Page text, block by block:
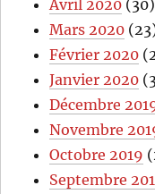
Avril 2020 (30)
Mars 2020
Février 2020
Janvier 2020
Décembre
Novembre
Octobre 2019
Septembre